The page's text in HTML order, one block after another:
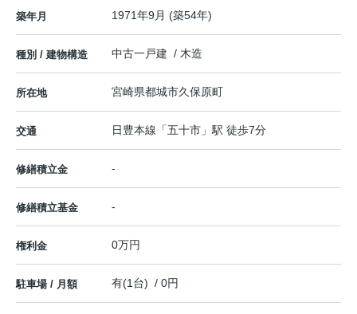
築年月 1971年9月 (築54年)
種別 / 建物構造 中古一戸建 / 木造
所在地 宮崎県都城市久保原町
交通 日豊本線 「五十市 」駅 徒歩7分
修繕積立金 -
修繕積立基金 -
権利金 0万円
駐車場 / 月額 有(1台) / 0円